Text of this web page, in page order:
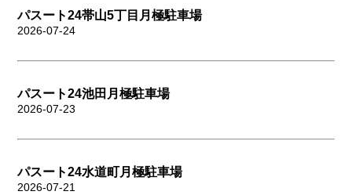
パスート24帯山5丁目月極駐車場
2026-07-24
パスート24池田月極駐車場
2026-07-23
パスート24水道町月極駐車場
2026-07-21